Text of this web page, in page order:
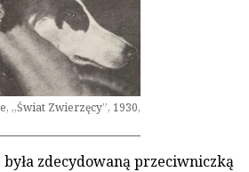
„Świat Zwierzęcy”, 1930,
zdecydowaną przeciwniczką